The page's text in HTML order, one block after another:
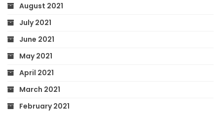
August 2021
July 2021
June 2021
May 2021
April 2021
March 2021
February 2021